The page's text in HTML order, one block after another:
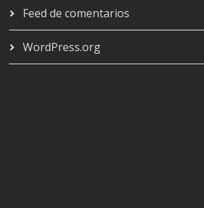
Feed de comentarios
WordPress.org